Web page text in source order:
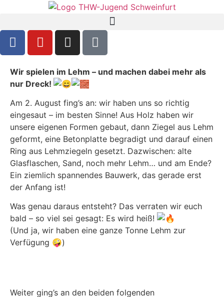
Wir spielen im Lehm – und machen dabei mehr als
nur Dreck!
Am 2. August fing’s an: wir haben uns so richtig
eingesaut – im besten Sinne! Aus Holz haben wir
unsere eigenen Formen gebaut, dann Ziegel aus Lehm
geformt, eine Betonplatte begradigt und darauf einen
Ring aus Lehmziegeln gesetzt. Dazwischen: alte
Glasflaschen, Sand, noch mehr Lehm… und am Ende?
Ein ziemlich spannendes Bauwerk, das gerade erst
der Anfang ist!
Was genau daraus entsteht? Das verraten wir euch
bald – so viel sei gesagt: Es wird heiß!
(Und ja, wir haben eine ganze Tonne Lehm zur
Verfügung 🤪)
Weiter ging’s an den beiden folgenden